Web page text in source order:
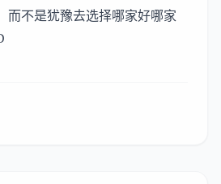
而不是犹豫去选择哪家好哪家